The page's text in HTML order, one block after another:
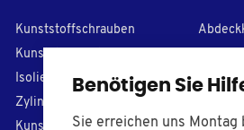
Benötigen Sie
Sie erreichen uns Montag
Kunststoffschrauben
Kunststoff-Unterlegscheiben
Isolierhülsen
PVC
Zylinderstifte
Kunststoffmuttern